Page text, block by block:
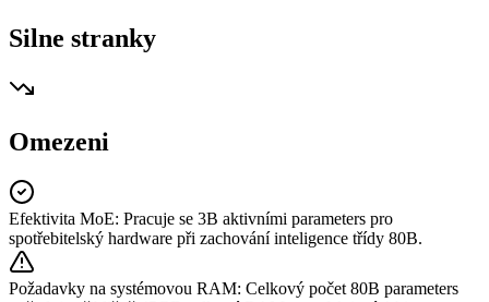
Silne stranky
Omezeni
Efektivita MoE: Pracuje se 3B aktivními parameters pro
spotřebitelský hardware při zachování inteligence třídy 80B.
Požadavky na systémovou RAM: Celkový počet 80B parameters